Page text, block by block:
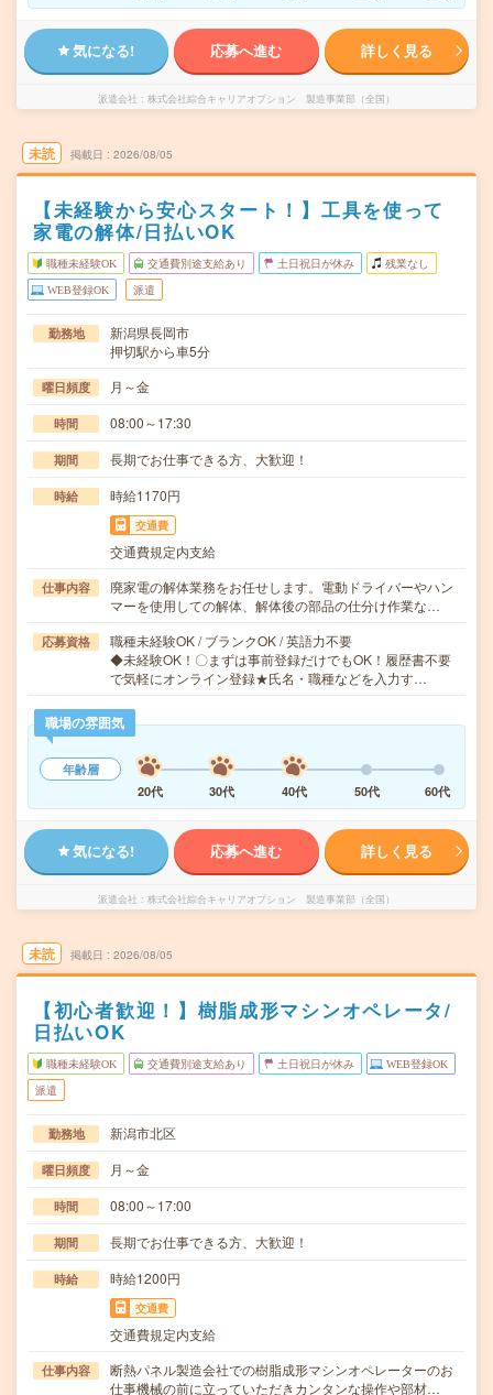
気になる! 応募へ進む 詳しく見る
派遣会社 株式会社綜合キャリアオプション 製造事業部（全国）
未読 掲載日 2026/08/05
【未経験から安心スタート！】工具を使って
家電の解体/日払いOK
職種未経験OK 交通費別途支給あり 土日祝日が休み 残業なし
WEB登録OK 派遣
勤務地
新潟県長岡市
押切駅から車5分
曜日頻度 月～金
時間 08:00～17:30
期間 長期でお仕事できる方、大歓迎！
時給 時給1170円
交通費
交通費規定内支給
仕事内容
廃家電の解体業務をお任せします。電動ドライバーやハン
マーを使用しての解体、解体後の部品の仕分け作業な…
応募資格
職種未経験OK / ブランクOK / 英語力不要
◆未経験OK！〇まずは事前登録だけでもOK！履歴書不要
で気軽にオンライン登録★氏名・職種などを入力す…
職場の雰囲気
年齢層
20代
30代 40代 50代 60代
気になる! 応募へ進む 詳しく見る
派遣会社 株式会社綜合キャリアオプション 製造事業部（全国）
未読 掲載日 2026/08/05
【初心者歓迎！】樹脂成形マシンオペレータ/
日払いOK
職種未経験OK 交通費別途支給あり 土日祝日が休み WEB登録OK
派遣
勤務地 新潟市北区
曜日頻度 月～金
時間 08:00～17:00
期間 長期でお仕事できる方、大歓迎！
時給 時給1200円
交通費
交通費規定内支給
仕事内容
断熱パネル製造会社での樹脂成形マシンオペレーターのお
仕事機械の前に立っていただきカンタンな操作や部材…